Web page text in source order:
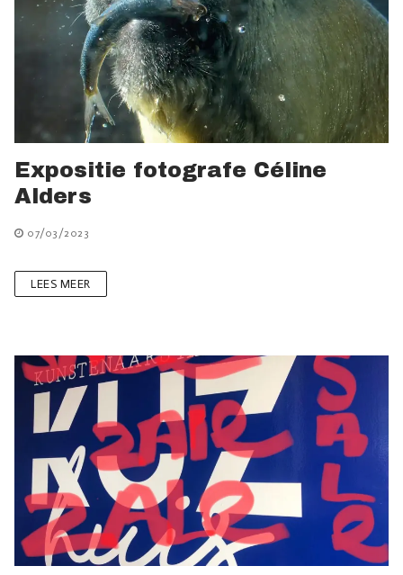
Expositie fotografe Céline
Alders
07/03/2023
LEES MEER